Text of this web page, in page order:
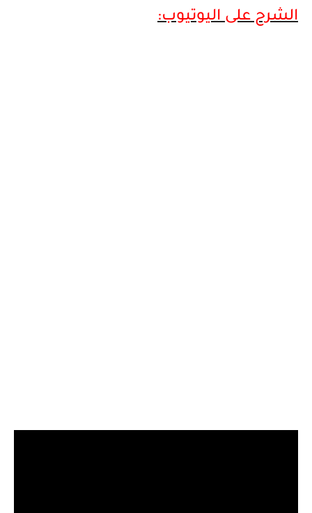
الشرح على اليوتيوب: